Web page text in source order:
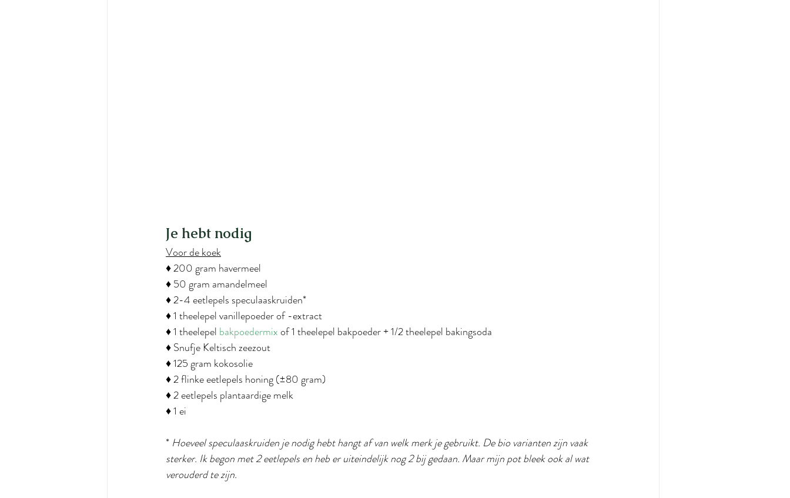
Je hebt nodig
Voor de koek
♦ 200 gram havermeel
♦ 50 gram amandelmeel
♦ 2-4 eetlepels speculaaskruiden*
♦ 1 theelepel vanillepoeder of -extract
♦ 1 theelepel bakpoedermix of 1 theelepel bakpoeder + 1/2 theelepel bakingsoda
♦ Snufje Keltisch zeezout
♦ 125 gram kokosolie
♦ 2 flinke eetlepels honing (±80 gram)
♦ 2 eetlepels plantaardige melk
♦ 1 ei
* Hoeveel speculaaskruiden je nodig hebt hangt af van welk merk je gebruikt. De bio varianten zijn vaak
sterker. Ik begon met 2 eetlepels en heb er uiteindelijk nog 2 bij gedaan. Maar mijn pot bleek ook al wat
verouderd te zijn.